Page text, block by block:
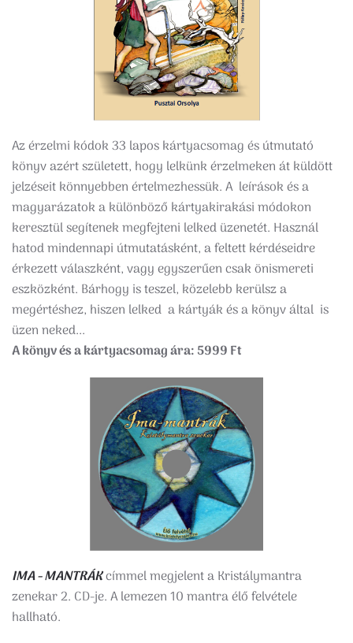
Az érzelmi kódok 33 lapos kártyacsomag és útmutató
könyv azért született, hogy lelkünk érzelmeken át küldött
jelzéseit könnyebben értelmezhessük. A leírások​ és​ ​a ​
magyarázatok ​a különböző​ kártyakirakási módokon
keresztül​ ​segítenek megfejteni lelked üzenetét. Használ​
hatod​ mindennapi útmutatásként, ​a feltett ​kérdéseidre ​
érkezett ​válaszként, vagy egyszerűen csak önismereti
eszközként. Bárhogy is teszel, közelebb kerülsz a
megértéshez, ​hiszen lelked ​a​ ​kártyák és a könyv által ​ is
üzen neked...
A könyv és a kártyacsomag ára: 5999 Ft
IMA - MANTRÁKcímmel megjelent a Kristálymantra
zenekar 2. CD-je. A lemezen 10 mantra élő felvétele
hallható.